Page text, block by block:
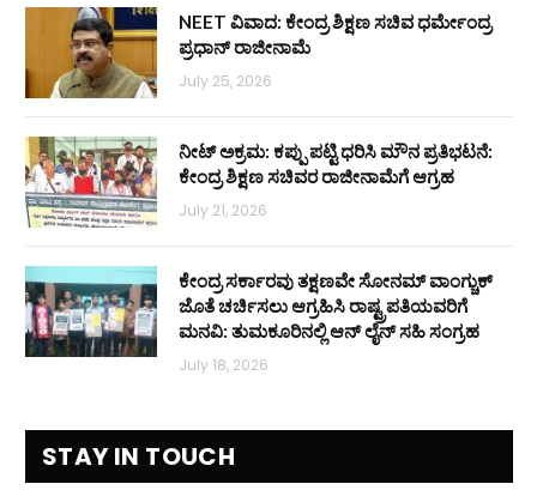
NEET ವಿವಾದ: ಕೇಂದ್ರ ಶಿಕ್ಷಣ ಸಚಿವ ಧರ್ಮೇಂದ್ರ
ಪ್ರಧಾನ್ ರಾಜೀನಾಮೆ
July 25, 2026
ನೀಟ್ ಅಕ್ರಮ: ಕಪ್ಪು ಪಟ್ಟಿ ಧರಿಸಿ ಮೌನ ಪ್ರತಿಭಟನೆ:
ಕೇಂದ್ರ ಶಿಕ್ಷಣ ಸಚಿವರ ರಾಜೀನಾಮೆಗೆ ಆಗ್ರಹ
July 21, 2026
ಕೇಂದ್ರ ಸರ್ಕಾರವು ತಕ್ಷಣವೇ ಸೋನಮ್ ವಾಂಗ್ಚುಕ್
ಜೊತೆ ಚರ್ಚಿಸಲು ಆಗ್ರಹಿಸಿ ರಾಷ್ಟ್ರಪತಿಯವರಿಗೆ
ಮನವಿ: ತುಮಕೂರಿನಲ್ಲಿ ಆನ್‌ ಲೈನ್ ಸಹಿ ಸಂಗ್ರಹ
July 18, 2026
STAY IN TOUCH